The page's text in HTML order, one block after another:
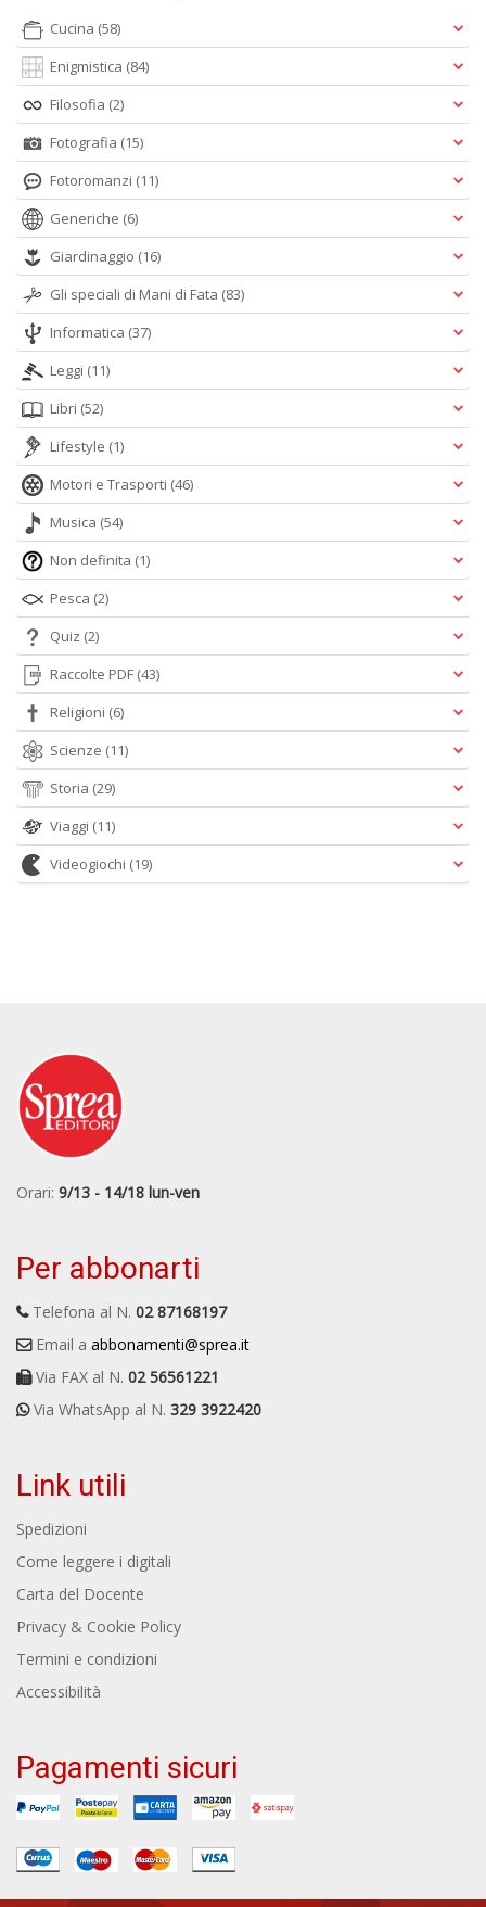
Cucina (58)
Enigmistica (84)
Filosofia (2)
Fotografia (15)
Fotoromanzi (11)
Generiche (6)
Giardinaggio (16)
Gli speciali di Mani di Fata (83)
Informatica (37)
Leggi (11)
Libri (52)
Lifestyle (1)
Motori e Trasporti (46)
Musica (54)
Non definita (1)
Pesca (2)
Quiz (2)
Raccolte PDF (43)
Religioni (6)
Scienze (11)
Storia (29)
Viaggi (11)
Videogiochi (19)
Orari: 9/13 - 14/18 lun-ven
Per abbonarti
Telefona al N. 02 87168197
Email a abbonamenti@sprea.it
Via FAX al N. 02 56561221
Via WhatsApp al N. 329 3922420
Link utili
Spedizioni
Come leggere i digitali
Carta del Docente
Privacy & Cookie Policy
Termini e condizioni
Accessibilità
Pagamenti sicuri